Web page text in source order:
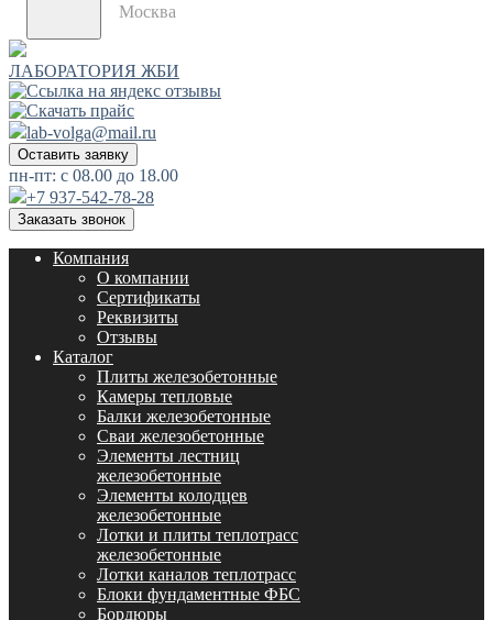
Москва
ЛАБОРАТОРИЯ ЖБИ
lab-volga@mail.ru
Оставить заявку
пн-пт: с 08.00 до 18.00
+7 937-542-78-28
Заказать звонок
Компания
О компании
Сертификаты
Реквизиты
Отзывы
Каталог
Плиты железобетонные
Камеры тепловые
Балки железобетонные
Сваи железобетонные
Элементы лестниц
железобетонные
Элементы колодцев
железобетонные
Лотки и плиты теплотрасс
железобетонные
Лотки каналов теплотрасс
Блоки фундаментные ФБС
Бордюры